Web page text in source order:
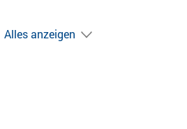
Alles anzeigen